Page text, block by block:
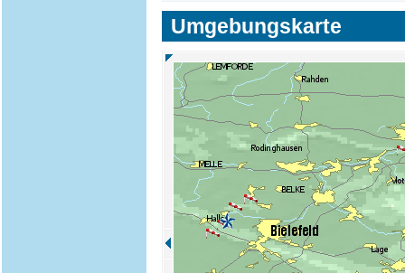
Umgebungskarte